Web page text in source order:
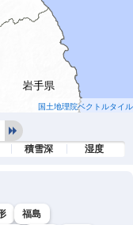
国土地理院ベクトルタイル
積雪深 湿度
福島